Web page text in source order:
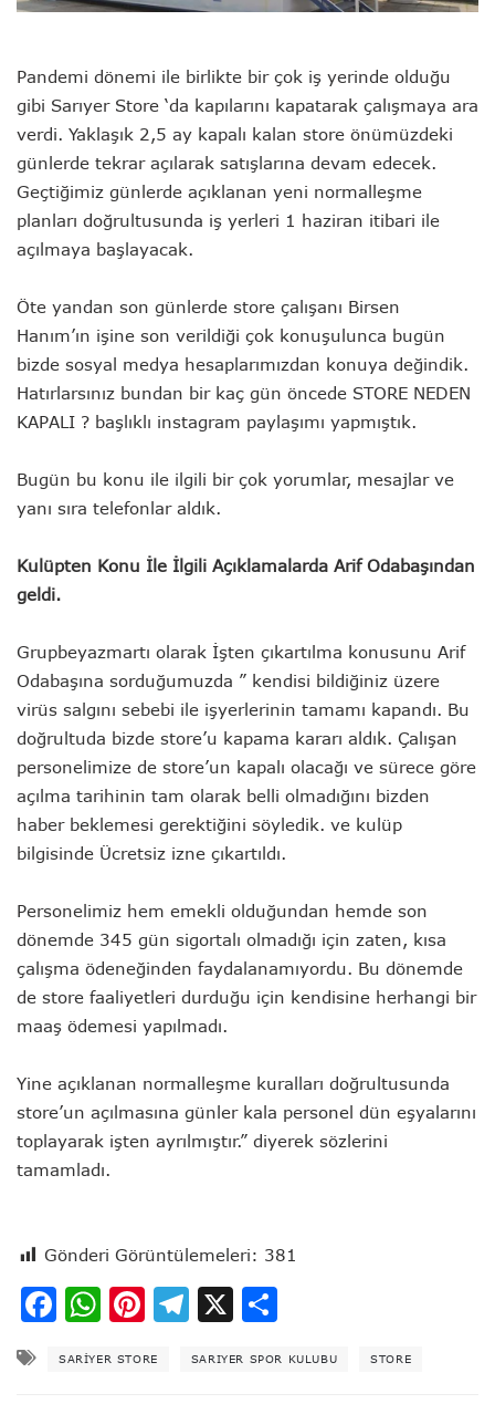
Pandemi dönemi ile birlikte bir çok iş yerinde olduğu
gibi Sarıyer Store ‘da kapılarını kapatarak çalışmaya ara
verdi. Yaklaşık 2,5 ay kapalı kalan store önümüzdeki
günlerde tekrar açılarak satışlarına devam edecek.
Geçtiğimiz günlerde açıklanan yeni normalleşme
planları doğrultusunda iş yerleri 1 haziran itibari ile
açılmaya başlayacak.
Öte yandan son günlerde store çalışanı Birsen
Hanım’ın işine son verildiği çok konuşulunca bugün
bizde sosyal medya hesaplarımızdan konuya değindik.
Hatırlarsınız bundan bir kaç gün öncede STORE NEDEN
KAPALI ? başlıklı instagram paylaşımı yapmıştık.
Bugün bu konu ile ilgili bir çok yorumlar, mesajlar ve
yanı sıra telefonlar aldık.
Kulüpten Konu İle İlgili Açıklamalarda Arif Odabaşından
geldi.
Grupbeyazmartı olarak İşten çıkartılma konusunu Arif
Odabaşına sorduğumuzda ” kendisi bildiğiniz üzere
virüs salgını sebebi ile işyerlerinin tamamı kapandı. Bu
doğrultuda bizde store’u kapama kararı aldık. Çalışan
personelimize de store’un kapalı olacağı ve sürece göre
açılma tarihinin tam olarak belli olmadığını bizden
haber beklemesi gerektiğini söyledik. ve kulüp
bilgisinde Ücretsiz izne çıkartıldı.
Personelimiz hem emekli olduğundan hemde son
dönemde 345 gün sigortalı olmadığı için zaten, kısa
çalışma ödeneğinden faydalanamıyordu. Bu dönemde
de store faaliyetleri durduğu için kendisine herhangi bir
maaş ödemesi yapılmadı.
Yine açıklanan normalleşme kuralları doğrultusunda
store’un açılmasına günler kala personel dün eşyalarını
toplayarak işten ayrılmıştır.” diyerek sözlerini
tamamladı.
Gönderi Görüntülemeleri: 381
Facebook
WhatsApp
Pinterest
Telegram
X
SARIYER STORE SARIYER SPOR KULUBU STORE